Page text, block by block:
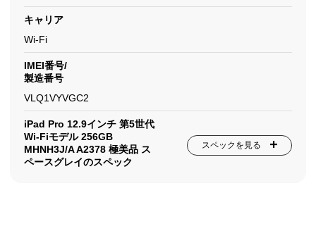
キャリア
Wi-Fi
IMEI番号/
製造番号
VLQ1VYVGC2
iPad Pro 12.9インチ 第5世代
Wi-Fiモデル 256GB
MHNH3J/A A2378 極美品 ス
ペースグレイのスペック
スペックを見る